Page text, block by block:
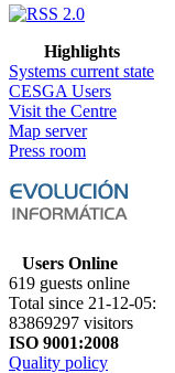
Highlights
Systems current state
CESGA Users
Visit the Centre
Map server
Press room
Users Online
619 guests online
Total since 21-12-05:
83869297 visitors
ISO 9001:2008
Quality policy